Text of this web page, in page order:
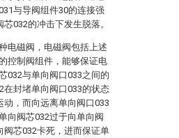
与导阀组件30的连接强
032的冲击下发生脱落。
电磁阀，电磁阀包括上述
控制阀组件，能够保证电
032与单向阀口033之间的
在封堵单向阀口033的状态
，而向远离单向阀口033
向阀芯032过于向单向阀
阀芯032卡死，进而保证单